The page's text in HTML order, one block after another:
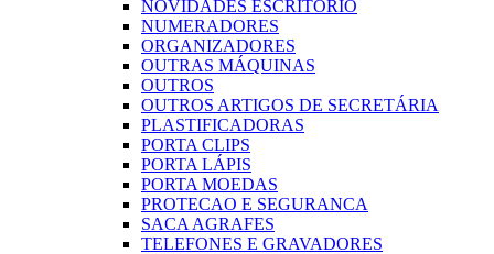
NOVIDADES ESCRITÓRIO
NUMERADORES
ORGANIZADORES
OUTRAS MÁQUINAS
OUTROS
OUTROS ARTIGOS DE SECRETÁRIA
PLASTIFICADORAS
PORTA CLIPS
PORTA LÁPIS
PORTA MOEDAS
PROTECAO E SEGURANCA
SACA AGRAFES
TELEFONES E GRAVADORES